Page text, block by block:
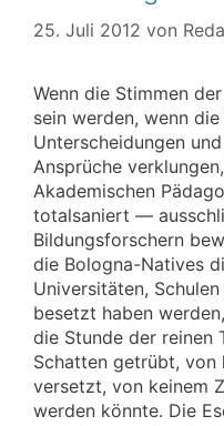
25. Juli 2012 von
Wenn die Stimmen
sein werden, wenn
Unterscheidungen
Ansprüche
Akademischen
totalsaniert —
Bildungsforschern
die Bologna-Natives
Universitäten,
besetzt haben
die Stunde der reinen
Schatten getrübt, von
versetzt, von keinem
werden könnte. Die